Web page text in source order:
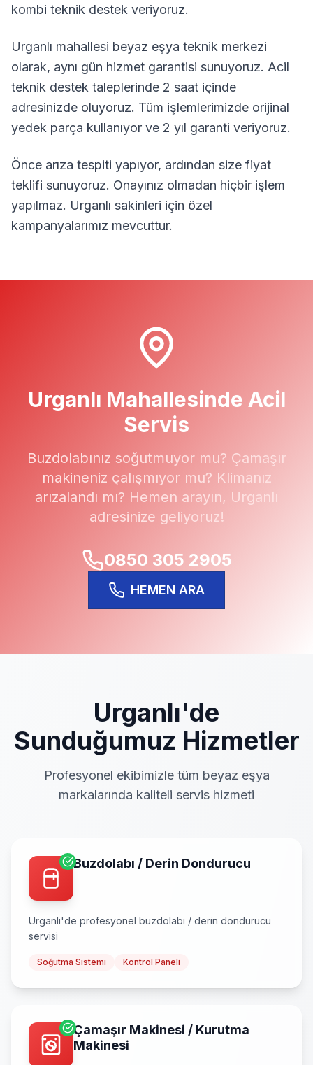
kombi teknik destek veriyoruz.
Urganlı mahallesi beyaz eşya teknik merkezi
olarak, aynı gün hizmet garantisi sunuyoruz. Acil
teknik destek taleplerinde 2 saat içinde
adresinizde oluyoruz. Tüm işlemlerimizde orijinal
yedek parça kullanıyor ve 2 yıl garanti veriyoruz.
Önce arıza tespiti yapıyor, ardından size fiyat
teklifi sunuyoruz. Onayınız olmadan hiçbir işlem
yapılmaz. Urganlı sakinleri için özel
kampanyalarımız mevcuttur.
Urganlı Mahallesinde Acil
Servis
Buzdolabınız soğutmuyor mu? Çamaşır
makineniz çalışmıyor mu? Klimanız
arızalandı mı? Hemen arayın, Urganlı
adresinize geliyoruz!
0850 305 2905
HEMEN ARA
Urganlı'de
Sunduğumuz Hizmetler
Profesyonel ekibimizle tüm beyaz eşya
markalarında kaliteli servis hizmeti
Buzdolabı / Derin Dondurucu
Urganlı'de profesyonel buzdolabı / derin dondurucu
servisi
Soğutma Sistemi Kontrol Paneli
Çamaşır Makinesi / Kurutma
Makinesi